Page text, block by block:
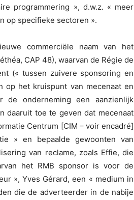
programmering », d.w.z. « meer
op specifieke sectoren ».
commerciële naam van het
CAP 48), waarvan de Régie de
(« tussen zuivere sponsoring en
op het kruispunt van mecenaat en
de onderneming een aanzienlijk
daaruit toe te geven dat mecenaat
Centrum [CIM – voir encadré]
» en bepaalde gewoonten van
van reclame, zoals Effie, die
het RMB sponsor is voor de
», Yves Gérard, een « medium in
die de adverteerder in de nabije